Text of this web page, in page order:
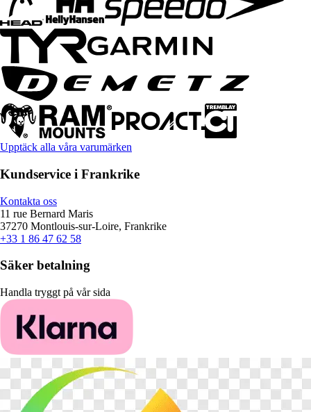
Upptäck alla våra varumärken
Kundservice i Frankrike
Kontakta oss
11 rue Bernard Maris
37270 Montlouis-sur-Loire, Frankrike
+33 1 86 47 62 58
Säker betalning
Handla tryggt på vår sida